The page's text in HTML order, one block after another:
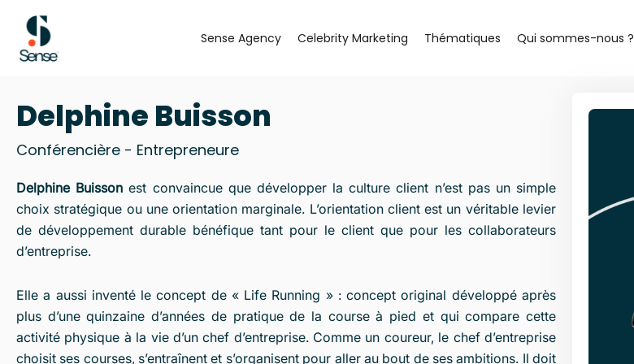
contenu
Sense Agency Celebrity Marketing Thématiques Qui sommes-nous ?
Delphine Buisson
Conférencière - Entrepreneure
Delphine Buisson est convaincue que développer la culture client n’est pas un simple
choix stratégique ou une orientation marginale. L’orientation client est un véritable levier
de développement durable bénéfique tant pour le client que pour les collaborateurs
d’entreprise.
Elle a aussi inventé le concept de « Life Running » : concept original développé après
plus d’une quinzaine d’années de pratique de la course à pied et qui compare cette
activité physique à la vie d’un chef d’entreprise. Comme un coureur, le chef d’entreprise
choisit ses courses, s’entraînent et s’organisent pour aller au bout de ses ambitions. Il doit